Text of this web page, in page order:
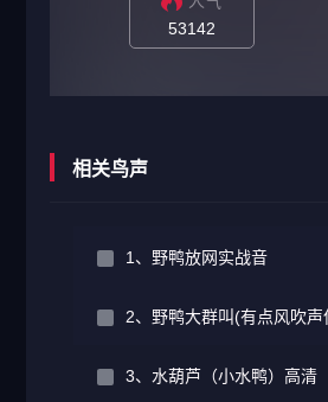
53142
相关鸟声
1、野鸭放网实战音
2、野鸭大群叫(有点风吹声
3、水葫芦（小水鸭）高清